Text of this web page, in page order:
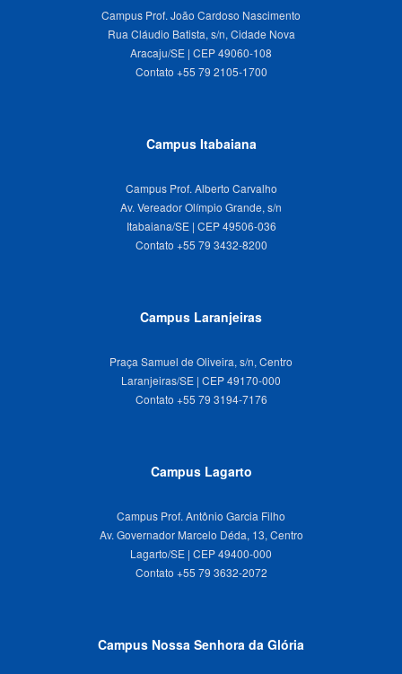
Campus Prof. João Cardoso Nascimento
Rua Cláudio Batista, s/n, Cidade Nova
Aracaju/SE | CEP 49060-108
Campus Itabaiana
Campus Prof. Alberto Carvalho
Av. Vereador Olímpio Grande, s/n
Itabaiana/SE | CEP 49506-036
Campus Laranjeiras
Praça Samuel de Oliveira, s/n, Centro
Laranjeiras/SE | CEP 49170-000
Campus Lagarto
Campus Prof. Antônio Garcia Filho
Av. Governador Marcelo Déda, 13, Centro
Lagarto/SE | CEP 49400-000
Campus Nossa Senhora da Glória